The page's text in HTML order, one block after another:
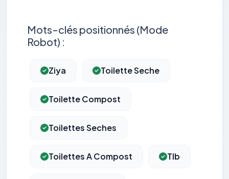
Mots-clés positionnés (Mode
Robot) :
Ziya Toilette Seche
Toilette Compost
Toilettes Seches
Toilettes A Compost Tlb